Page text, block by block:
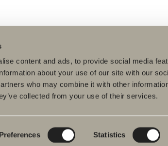
content and ads, to provide social media
about your use of our site with our
who may combine it with other
collected from your use of their services.
Preferences Statistics
Serier
Poem Soft
Nyheter till
badrummet
Ditt
Rita i 3D
Skapa